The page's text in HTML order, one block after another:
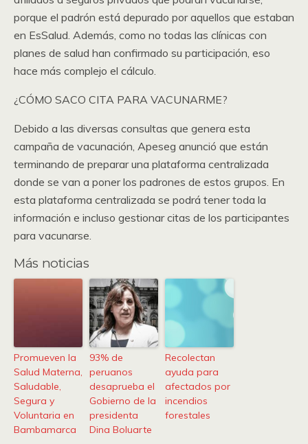
porque el padrón está depurado por aquellos que estaban
en EsSalud. Además, como no todas las clínicas con
planes de salud han confirmado su participación, eso
hace más complejo el cálculo.
¿CÓMO SACO CITA PARA VACUNARME?
Debido a las diversas consultas que genera esta
campaña de vacunación, Apeseg anunció que están
terminando de preparar una plataforma centralizada
donde se van a poner los padrones de estos grupos. En
esta plataforma centralizada se podrá tener toda la
información e incluso gestionar citas de los participantes
para vacunarse.
Más noticias
Promueven la
Salud Materna,
Saludable,
Segura y
Voluntaria en
Bambamarca
93% de
peruanos
desaprueba el
Gobierno de la
presidenta
Dina Boluarte
Recolectan
ayuda para
afectados por
incendios
forestales